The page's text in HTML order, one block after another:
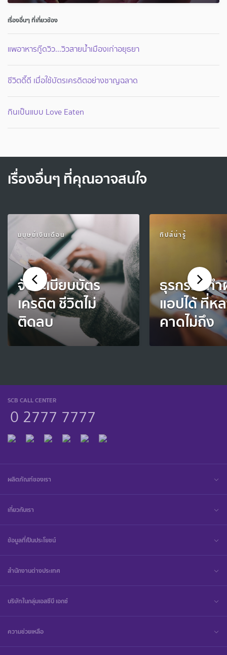
เรื่องอื่นๆ ที่เกี่ยวข้อง
แพอาหารกู๊ดวิว...วิวสายน้ำเมืองเก่าอยุธยา
ชีวิตดี๊ดี เมื่อใช้บัตรเครดิตอย่างชาญฉลาด
กินเป็นแบบ Love Eaten
เรื่องอื่นๆ ที่คุณอาจสนใจ
มนุษย์เงินเดือน
จัดระเบียบบัตร
เครดิต ชีวิตไม่
ติดลบ
ทิปส์น่ารู้
ธุรกรรมท
แอปได้ ที่ห
คาดไม่ถึง
SCB CALL CENTER
0 2777 7777
ผลิตภัณฑ์ของเรา
เกี่ยวกับเรา
ข้อมูลที่เป็นประโยชน์
สำนักงานต่างประเทศ
บริษัทในกลุ่มเอสซีบี เอกซ์
ความช่วยเหลือ